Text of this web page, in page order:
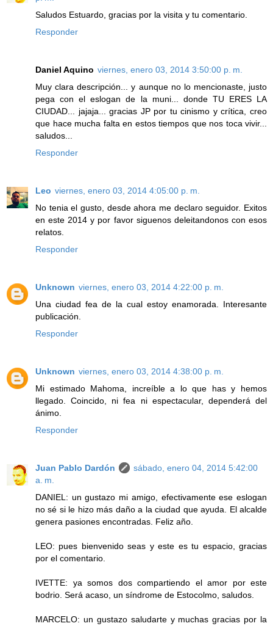
Saludos Estuardo, gracias por la visita y tu comentario.
Responder
Daniel Aquino viernes, enero 03, 2014 3:50:00 p. m.
Muy clara descripción... y aunque no lo mencionaste, justo
pega con el eslogan de la muni... donde TU ERES LA
CIUDAD... jajaja... gracias JP por tu cinismo y crítica, creo
que hace mucha falta en estos tiempos que nos toca vivir...
saludos...
Responder
Leo viernes, enero 03, 2014 4:05:00 p. m.
No tenia el gusto, desde ahora me declaro seguidor. Exitos
en este 2014 y por favor siguenos deleitandonos con esos
relatos.
Responder
Unknown viernes, enero 03, 2014 4:22:00 p. m.
Una ciudad fea de la cual estoy enamorada. Interesante
publicación.
Responder
Unknown viernes, enero 03, 2014 4:38:00 p. m.
Mi estimado Mahoma, increíble a lo que has y hemos
llegado. Coincido, ni fea ni espectacular, dependerá del
ánimo.
Responder
Juan Pablo Dardón
sábado, enero 04, 2014 5:42:00
a. m.
DANIEL: un gustazo mi amigo, efectivamente ese eslogan
no sé si le hizo más daño a la ciudad que ayuda. El alcalde
genera pasiones encontradas. Feliz año.
LEO: pues bienvenido seas y este es tu espacio, gracias
por el comentario.
IVETTE: ya somos dos compartiendo el amor por este
bodrio. Será acaso, un síndrome de Estocolmo, saludos.
MARCELO: un gustazo saludarte y muchas gracias por la